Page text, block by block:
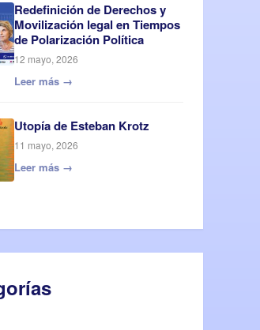
Redefinición de Derechos y
Movilización legal en Tiempos
de Polarización Política
12 mayo, 2026
Leer más →
Utopía de Esteban Krotz
11 mayo, 2026
Leer más →